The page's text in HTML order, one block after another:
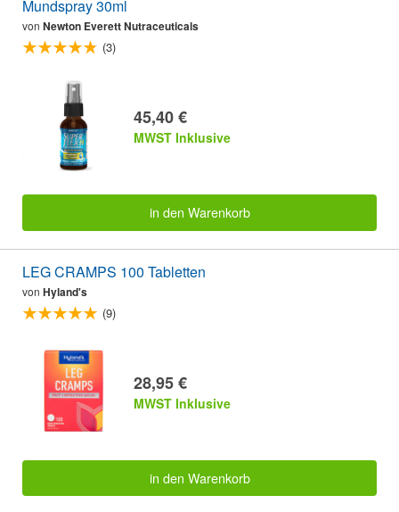
Mundspray 30ml
von Newton Everett Nutraceuticals
(3)
45,40 €
MWST Inklusive
in den Warenkorb
LEG CRAMPS 100 Tabletten
von Hyland's
(9)
28,95 €
MWST Inklusive
in den Warenkorb